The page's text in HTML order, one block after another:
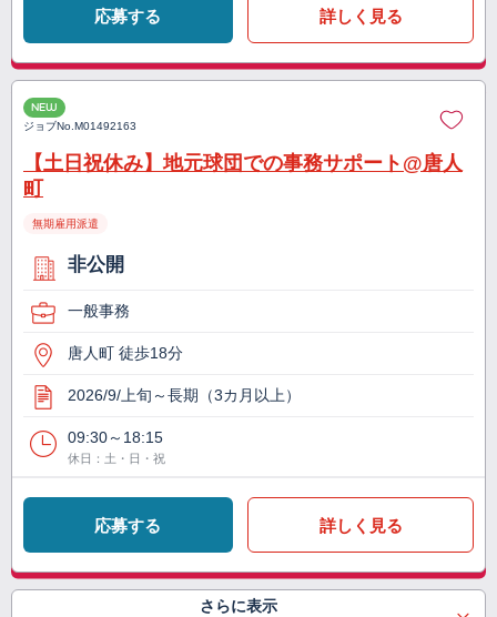
応募する 詳しく見る
NEW
ジョブNo.M01492163
【土日祝休み】地元球団での事務サポート@唐人
町
無期雇用派遣
非公開
一般事務
唐人町 徒歩18分
2026/9/上旬～長期（3カ月以上）
09:30～18:15
休日：土・日・祝
応募する 詳しく見る
さらに表示